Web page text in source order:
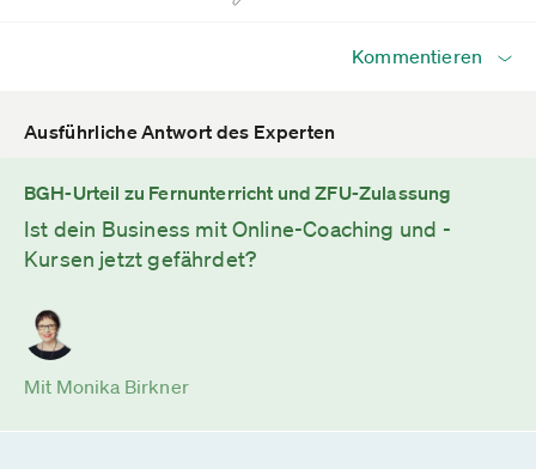
Kommentieren
Ausführliche Antwort des Experten
BGH-Urteil zu Fernunterricht und ZFU-Zulassung
Ist dein Business mit Online-Coaching und -
Kursen jetzt gefährdet?
Mit Monika Birkner